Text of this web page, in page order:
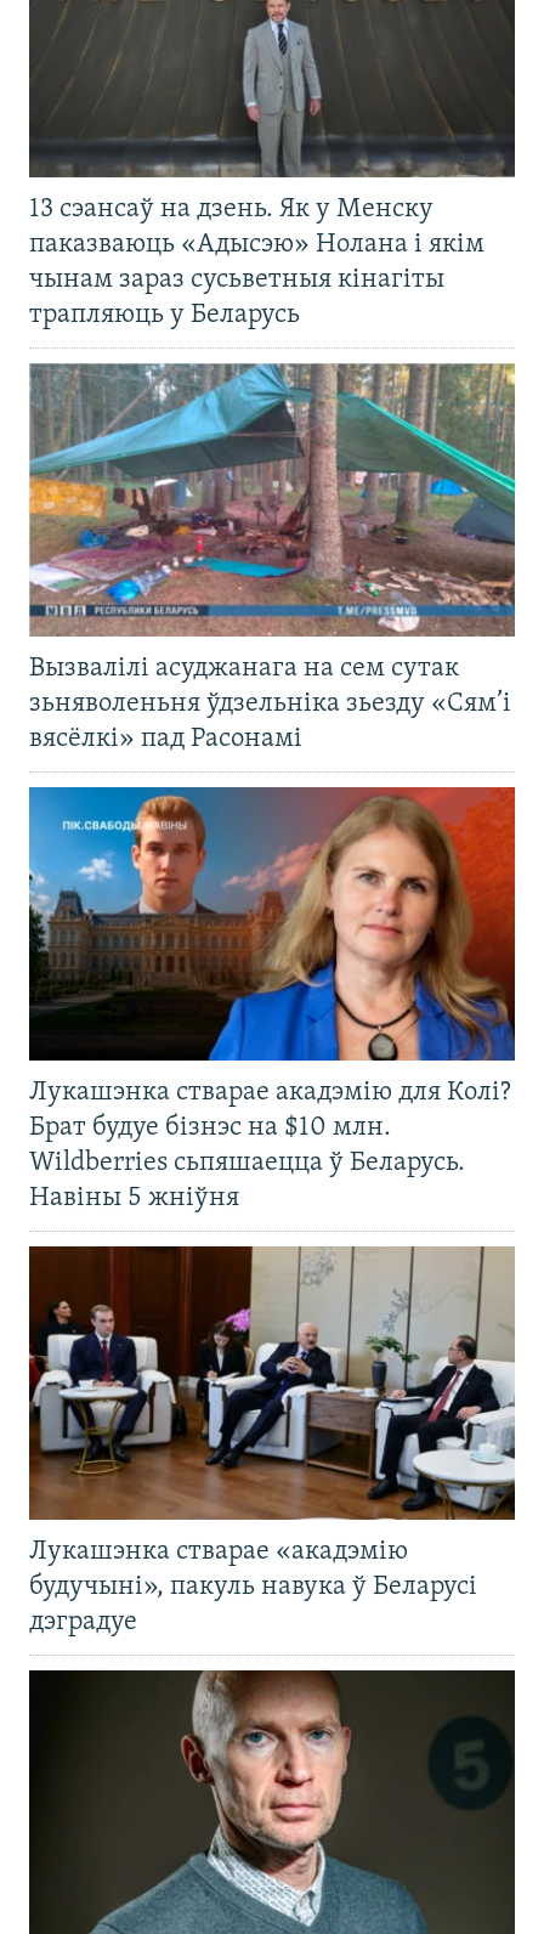
13 сэансаў на дзень. Як у Менску
паказваюць «Адысэю» Нолана і якім
чынам зараз сусьветныя кінагіты
трапляюць у Беларусь
Вызвалілі асуджанага на сем сутак
зьняволеньня ўдзельніка зьезду «Сям’і
вясёлкі» пад Расонамі
Лукашэнка стварае акадэмію для Колі?
Брат будуе бізнэс на $10 млн.
Wildberries сьпяшаецца ў Беларусь.
Навіны 5 жніўня
Лукашэнка стварае «акадэмію
будучыні», пакуль навука ў Беларусі
дэградуе